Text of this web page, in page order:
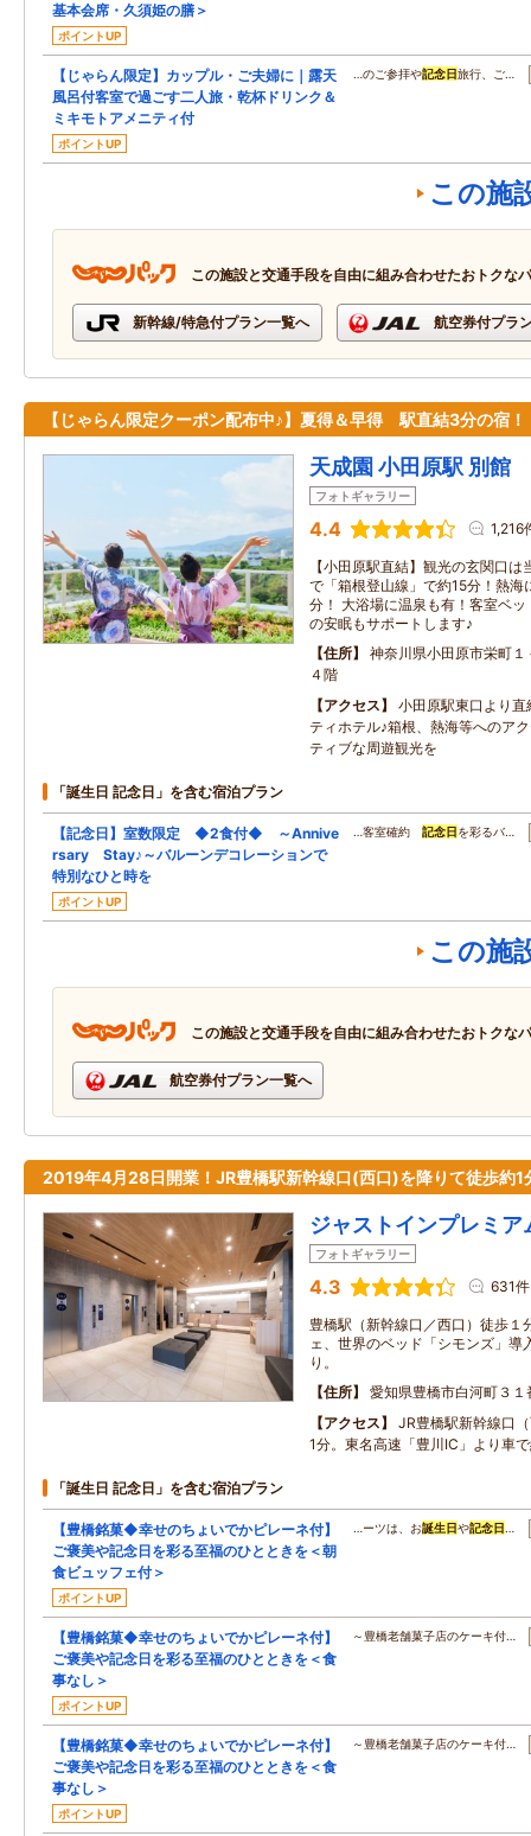
基本会席・久須姫の膳＞
ポイントUP
【じゃらん限定】カップル・ご夫婦に｜露天
風呂付客室で過ごす二人旅・乾杯ドリンク＆
ミキモトアメニティ付
ポイントUP
…のご参拝や記念日旅行、ご…
この施
この施設と交通手段を自由に組み合わせたおトクな
新幹線/特急付プラン一覧へ 航空券付プラ
【じゃらん限定クーポン配布中♪】夏得＆早得 駅直結3分の宿！
天成園 小田原駅 別館
フォトギャラリー
4.4 1,216
【小田原駅直結】観光の玄関口
で「箱根登山線」で約15分！熱
分！ 大浴場に温泉も有！客室ベ
の安眠もサポートします♪
住所
神奈川県小田原市栄町
４階
アクセス
小田原駅東口より
ティホテル♪箱根、熱海等へのア
ティブな周遊観光を
「誕生日 記念日」を含む宿泊プラン
【記念日】室数限定 ◆2食付◆ ～Annive
rsary Stay♪～バルーンデコレーションで
特別なひと時を
ポイントUP
…客室確約 記念日 を彩るバ…
この施
この施設と交通手段を自由に組み合わせたおトクな
航空券付プラン一覧へ
2019年4月28日開業！JR豊橋駅新幹線口(西口)を降りて徒歩約1
ジャストインプレミ
フォトギャラリー
4.3 631件
豊橋駅（新幹線口／西口）徒歩１
ェ、世界のベッド「シモンズ」導
り。
住所
愛知県豊橋市白河町３１
アクセス
JR豊橋駅新幹線口
1分。東名高速「豊川IC」より車
「誕生日 記念日」を含む宿泊プラン
【豊橋銘菓◆幸せのちょいでかピレーネ付】
ご褒美や記念日を彩る至福のひとときを＜朝
食ビュッフェ付＞
ポイントUP
…ーツは、お誕生日や記念日 …
【豊橋銘菓◆幸せのちょいでかピレーネ付】
ご褒美や記念日を彩る至福のひとときを＜食
事なし＞
ポイントUP
～豊橋老舗菓子店のケーキ付…
【豊橋銘菓◆幸せのちょいでかピレーネ付】
ご褒美や記念日を彩る至福のひとときを＜食
事なし＞
ポイントUP
～豊橋老舗菓子店のケーキ付…